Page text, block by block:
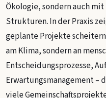
Ökologie, sondern auch
Strukturen. In der Praxis
geplante Projekte
am Klima, sondern an
Entscheidungsprozesse,
Erwartungsmanagement –
viele